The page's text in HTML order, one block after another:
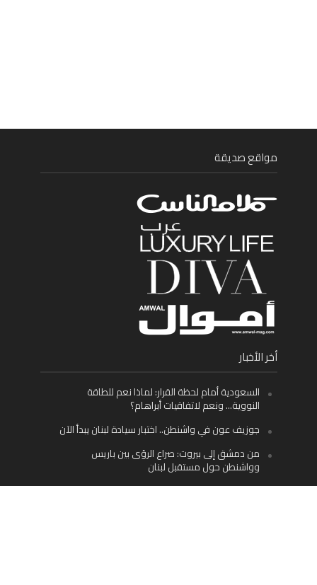
مواقع صديقة
أخر الأخبار
السعودية أمام لحظة القرار: لماذا نعم للطاقة
النووية… ونعم لاتفاقيات أبراهام؟
جوزيف عون في واشنطن.. اختبار سيادة لبنان يبدأ الآن
من دمشق إلى بيروت: صراع الرؤى بين باريس
وواشنطن حول مستقبل لبنان
اليسار اللبناني «اليقظ» وسيادة الدولة: لماذا يُعدّ نزع